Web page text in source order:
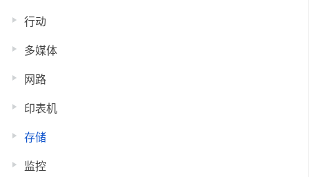
行动
多媒体
网路
印表机
存储
监控